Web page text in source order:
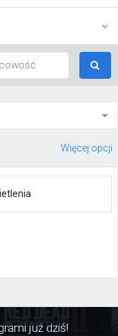
Więcej opcji
już dziś!